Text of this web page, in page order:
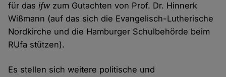
für dasifwzum Gutachten von Prof. Dr. Hinnerk
Wißmann (auf das sich die Evangelisch-Lutherische
Nordkirche und die Hamburger Schulbehörde beim
RUfa stützen).
Es stellen sich weitere politische und